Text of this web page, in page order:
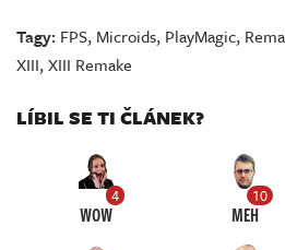
Tagy: FPS, Microids, PlayMagic,
XIII,XIII Remake
LÍBIL SE TI ČLÁNEK?
4
WOW
10
MEH